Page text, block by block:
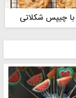
با چیپس شکلاتی